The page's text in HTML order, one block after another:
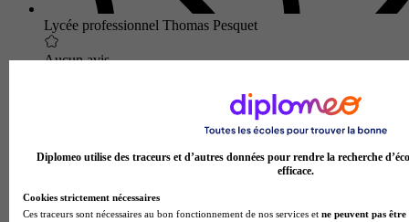
Lycée professionnel Thomas Pesquet
Aucun avis
Diplomeo utilise des traceurs et d’autres données pour rendre la recherche
efficace.
Cookies strictement nécessaires
Ces traceurs sont nécessaires au bon fonctionnement de nos services et ne peuvent pas être